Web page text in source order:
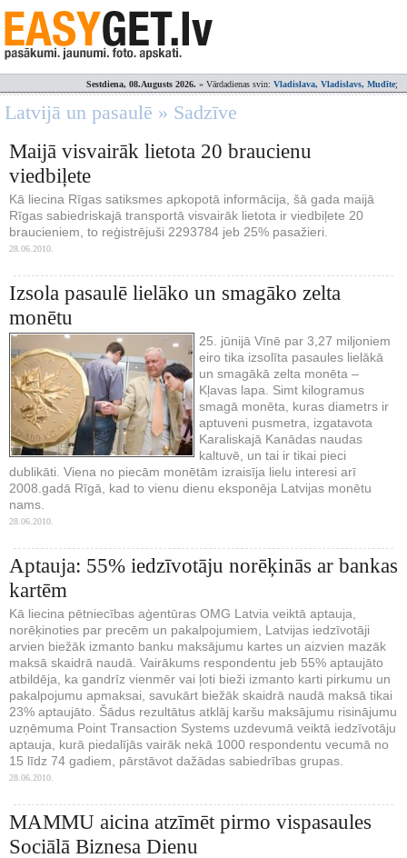
Sestdiena, 08.Augusts 2026. » Vārdadienas svin: Vladislava, Vladislavs, Mudīte;
Latvijā un pasaulē » Sadzīve
Maijā visvairāk lietota 20 braucienu
viedbiļete
Kā liecina Rīgas satiksmes apkopotā informācija, šā gada maijā
Rīgas sabiedriskajā transportā visvairāk lietota ir viedbiļete 20
braucieniem, to reģistrējuši 2293784 jeb 25% pasažieri.
28.06.2010.
Izsola pasaulē lielāko un smagāko zelta
monētu
25. jūnijā Vīnē par 3,27 miljoniem
eiro tika izsolīta pasaules lielākā
un smagākā zelta monēta –
Kļavas lapa. Simt kilogramus
smagā monēta, kuras diametrs ir
aptuveni pusmetra, izgatavota
Karaliskajā Kanādas naudas
kaltuvē, un tai ir tikai pieci
dublikāti. Viena no piecām monētām izraisīja lielu interesi arī
2008.gadā Rīgā, kad to vienu dienu eksponēja Latvijas monētu
nams.
28.06.2010.
Aptauja: 55% iedzīvotāju norēķinās ar bankas
kartēm
Kā liecina pētniecības aģentūras OMG Latvia veiktā aptauja,
norēķinoties par precēm un pakalpojumiem, Latvijas iedzīvotāji
arvien biežāk izmanto banku maksājumu kartes un aizvien mazāk
maksā skaidrā naudā. Vairākums respondentu jeb 55% aptaujāto
atbildēja, ka gandrīz vienmēr vai ļoti bieži izmanto karti pirkumu un
pakalpojumu apmaksai, savukārt biežāk skaidrā naudā maksā tikai
23% aptaujāto. Šādus rezultātus atklāj karšu maksājumu risinājumu
uzņēmuma Point Transaction Systems uzdevumā veiktā iedzīvotāju
aptauja, kurā piedalījās vairāk nekā 1000 respondentu vecumā no
15 līdz 74 gadiem, pārstāvot dažādas sabiedrības grupas.
28.06.2010.
MAMMU aicina atzīmēt pirmo vispasaules
Sociālā Biznesa Dienu